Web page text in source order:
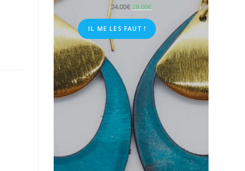
34.00€ 28.00€
IL ME LES FAUT !